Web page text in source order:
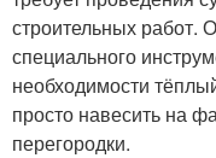
строительных работ.
специального
необходимости
просто навесить на
перегородки.